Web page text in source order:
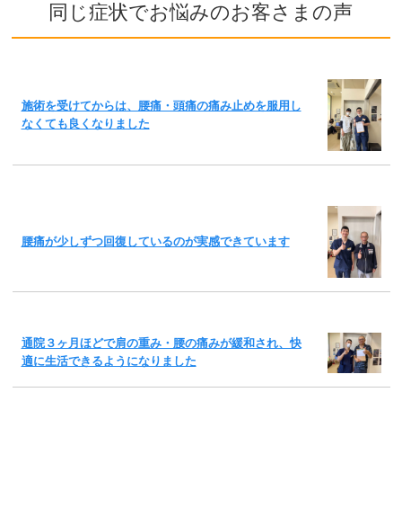
同じ症状でお悩みのお客さまの声
施術を受けてからは、腰痛・頭痛の痛み止めを服用し
なくても良くなりました
腰痛が少しずつ回復しているのが実感できています
通院３ヶ月ほどで肩の重み・腰の痛みが緩和され、快
適に生活できるようになりました